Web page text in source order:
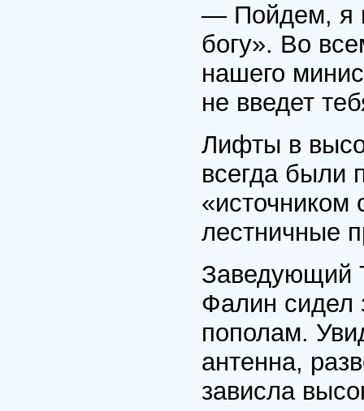
— Пойдем, я
богу». Во
нашего
не введет
Лифты в
всегда были
«источником
лестничные
Заведующий
Фалин сидел
пополам.
антенна,
зависла